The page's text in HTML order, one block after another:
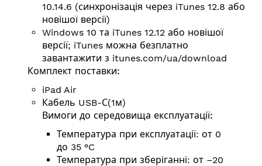
10.14.6 (синхронізація через iTunes 12.8 або
новішої версії)
Windows 10 та iTunes 12.12 або новішої
версії; iTunes можна безплатно
завантажити з itunes.com/ua/download
Комплект поставки:
iPad Air
Кабель USB-С(1м)
Вимоги до середовища експлуатації:
Температура при експлуатації: от 0
до 35 °C
Температура при зберіганні: от –20